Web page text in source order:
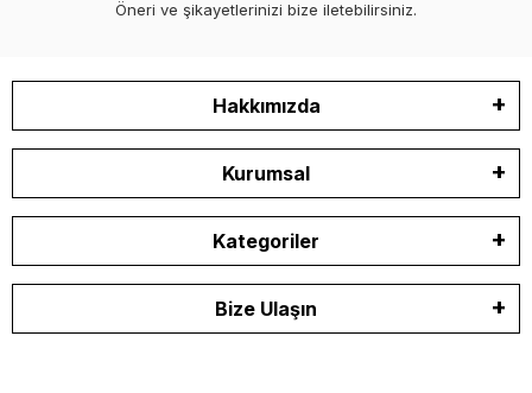
Öneri ve şikayetlerinizi bize iletebilirsiniz.
Hakkımızda
Kurumsal
Kategoriler
Bize Ulaşın